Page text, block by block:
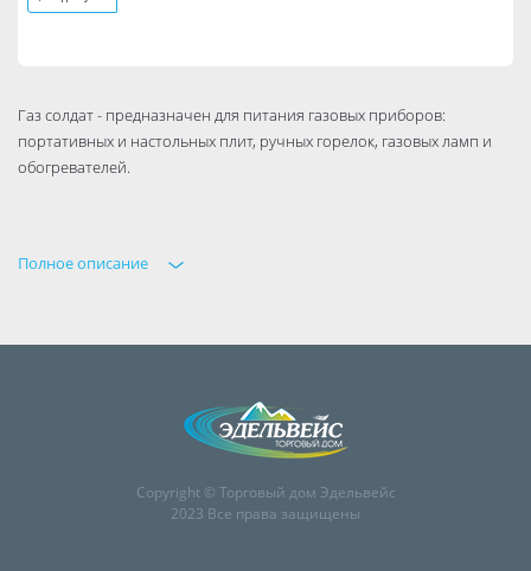
Газ солдат - предназначен для питания газовых приборов:
портативных и настольных плит, ручных горелок, газовых ламп и
обогревателей.
Полное описание
Copyright © Торговый дом Эдельвейс
2023 Все права защищены